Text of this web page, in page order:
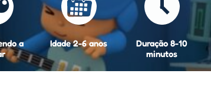
a
Idade 2-6 anos
Duração 8-10
minutos